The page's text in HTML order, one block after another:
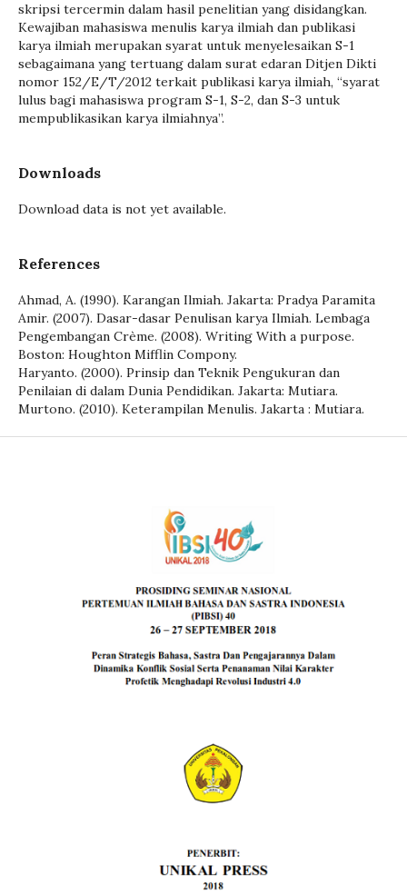
skripsi tercermin dalam hasil penelitian yang disidangkan.
Kewajiban mahasiswa menulis karya ilmiah dan publikasi
karya ilmiah merupakan syarat untuk menyelesaikan S-1
sebagaimana yang tertuang dalam surat edaran Ditjen Dikti
nomor 152/E/T/2012 terkait publikasi karya ilmiah, “syarat
lulus bagi mahasiswa program S-1, S-2, dan S-3 untuk
mempublikasikan karya ilmiahnya”.
Downloads
Download data is not yet available.
References
Ahmad, A. (1990). Karangan Ilmiah. Jakarta: Pradya Paramita
Amir. (2007). Dasar-dasar Penulisan karya Ilmiah. Lembaga
Pengembangan Crème. (2008). Writing With a purpose.
Boston: Houghton Mifflin Compony.
Haryanto. (2000). Prinsip dan Teknik Pengukuran dan
Penilaian di dalam Dunia Pendidikan. Jakarta: Mutiara.
Murtono. (2010). Keterampilan Menulis. Jakarta : Mutiara.